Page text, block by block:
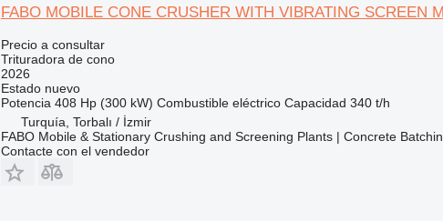
FABO MOBILE CONE CRUSHER WITH VIBRATING SCREEN
Precio a consultar
Trituradora de cono
2026
Estadonuevo
Potencia 408 Hp (300 kW) Combustible eléctrico Capacidad 340 t/h
Turquía, Torbalı / İzmir
FABO Mobile & Stationary Crushing and Screening Plants | Concrete
Contacte con el vendedor